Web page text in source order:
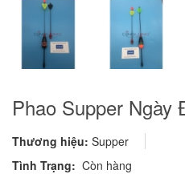
Phao Supper Ngày
Thương hiệu: Supper
Tình Trạng: Còn hàng